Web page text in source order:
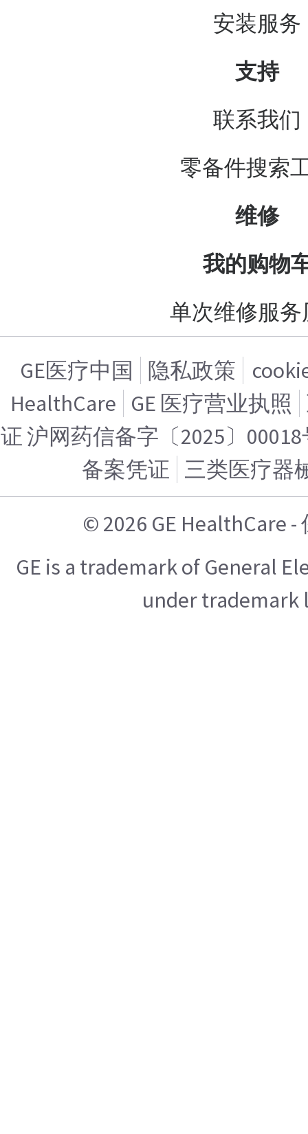
安装服务
支持
联系我们
零备件搜索
维修
我的购物
单次维修服务
GE医疗中国 隐私政策
HealthCare GE 医疗营业执照
证 沪网药信备字〔2025〕
备案凭证 三类医疗器
© 2026 GE HealthCare
GE is a trademark of General
under trademark